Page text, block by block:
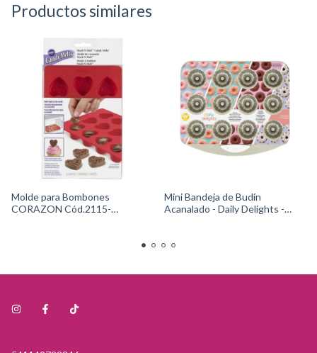
Productos similares
Molde para Bombones
CORAZON Cód.2115-
Mini Bandeja de Budín
Acanalado - Daily Delights -